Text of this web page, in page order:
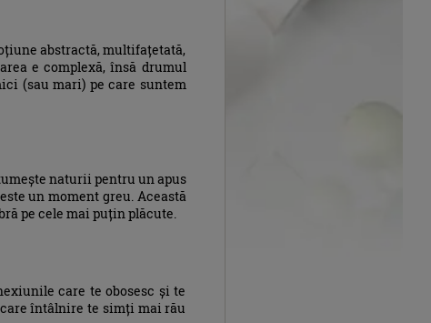
abstractă, multifațetată,
e complexă, însă drumul
(sau mari) pe care suntem
naturii pentru un apus
un moment greu. Această
pe cele mai puțin plăcute.
care te obosesc și te
întâlnire te simți mai rău